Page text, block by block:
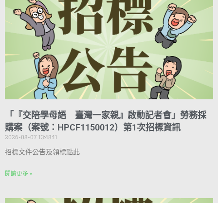
「『交陪學母語 臺灣一家親』啟動記者會」勞務採
購案（案號：HPCF1150012）第1次招標資訊
2026-08-07 13:48:11
招標文件公告及領標點此
閱讀更多 »